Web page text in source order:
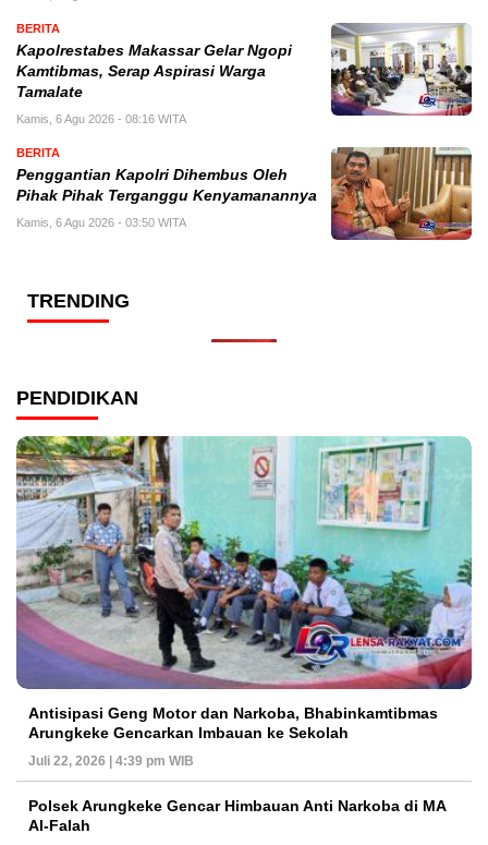
BERITA
Kapolrestabes Makassar Gelar Ngopi
Kamtibmas, Serap Aspirasi Warga
Tamalate
Kamis, 6 Agu 2026 - 08:16 WITA
BERITA
Penggantian Kapolri Dihembus Oleh
Pihak Pihak Terganggu Kenyamanannya
Kamis, 6 Agu 2026 - 03:50 WITA
TRENDING
PENDIDIKAN
Antisipasi Geng Motor dan Narkoba, Bhabinkamtibmas
Arungkeke Gencarkan Imbauan ke Sekolah
Juli 22, 2026 | 4:39 pm WIB
Polsek Arungkeke Gencar Himbauan Anti Narkoba di MA
Al-Falah